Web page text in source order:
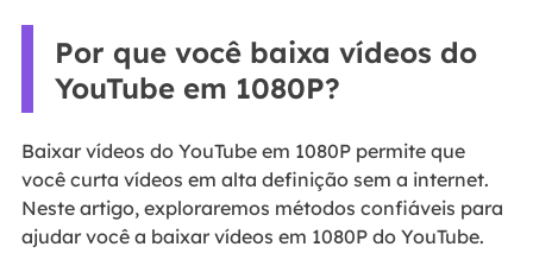
Por que você baixa vídeos do
YouTube em 1080P?
Baixar vídeos do YouTube em 1080P permite que
você curta vídeos em alta definição sem a internet.
Neste artigo, exploraremos métodos confiáveis para
ajudar você a baixar vídeos em 1080P do YouTube.